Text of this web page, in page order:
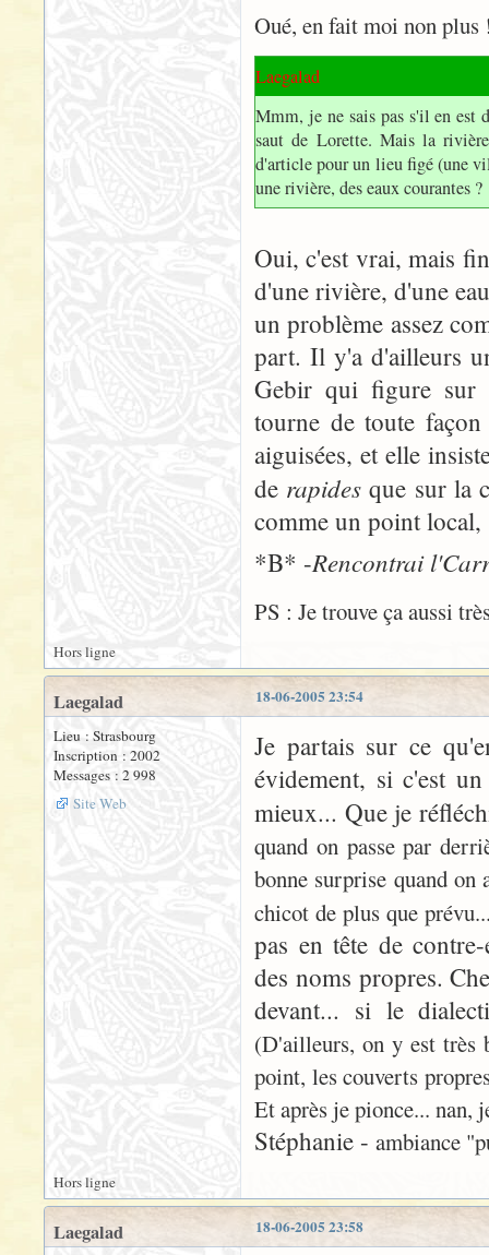
Oué, en fait moi non
Laegalad
Mmm, je ne sais pas s'il en est
saut de Lorette. Mais la
d'article pour un lieu figé (une
une rivière, des eaux courantes ?
Oui, c'est vrai, mais
d'une rivière, d'une
un problème assez
part. Il y'a d'ailleurs
Gebir qui figure sur
tourne de toute
aiguisées, et elle
de rapides que sur la
comme un point local,
*B* -Rencontrai
PS : Je trouve ça aussi
Hors ligne
18-06-2005 23:54
Laegalad
Lieu : Strasbourg
Inscription : 2002
Messages : 2 998
Site Web
Je partais sur ce
évidement, si c'est
mieux... Que je
quand on passe par
bonne surprise quand
chicot de plus que
pas en tête de
des noms propres.
devant... si le
(D'ailleurs, on y est très
point, les couverts
Et après je pionce... nan,
Stéphanie - ambiance
Hors ligne
18-06-2005 23:58
Laegalad